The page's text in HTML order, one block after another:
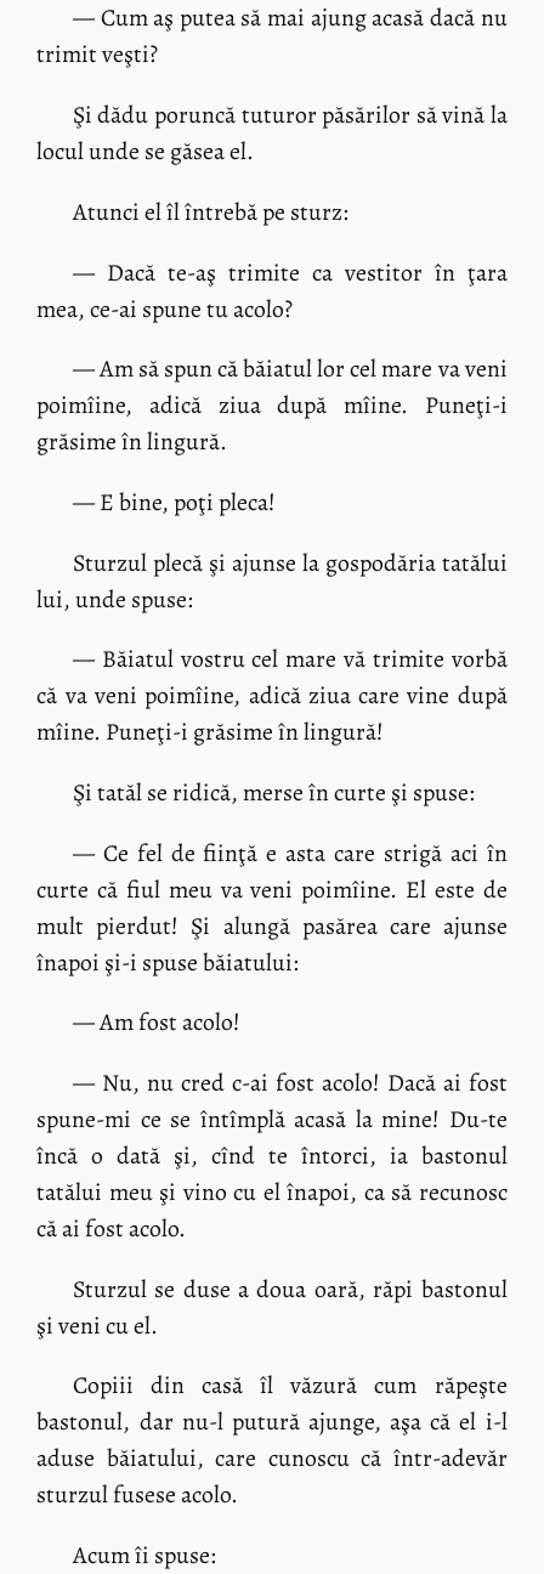
— Cum aş putea să mai ajung acasă dacă nu
trimit veşti?
Şi dădu poruncă tuturor păsărilor să vină la
locul unde se găsea el.
Atunci el îl întrebă pe sturz:
— Dacă te-aş trimite ca vestitor în ţara
mea, ce-ai spune tu acolo?
— Am să spun că băiatul lor cel mare va veni
poimîine, adică ziua după mîine. Puneţi-i
grăsime în lingură.
— E bine, poţi pleca!
Sturzul plecă şi ajunse la gospodăria tatălui
lui, unde spuse:
— Băiatul vostru cel mare vă trimite vorbă
că va veni poimîine, adică ziua care vine după
mîine. Puneţi-i grăsime în lingură!
Şi tatăl se ridică, merse în curte şi spuse:
— Ce fel de fiinţă e asta care strigă aci în
curte că fiul meu va veni poimîine. El este de
mult pierdut! Şi alungă pasărea care ajunse
înapoi şi-i spuse băiatului:
— Am fost acolo!
— Nu, nu cred c-ai fost acolo! Dacă ai fost
spune-mi ce se întîmplă acasă la mine! Du-te
încă o dată şi, cînd te întorci, ia bastonul
tatălui meu şi vino cu el înapoi, ca să recunosc
că ai fost acolo.
Sturzul se duse a doua oară, răpi bastonul
şi veni cu el.
Copiii din casă îl văzură cum răpeşte
bastonul, dar nu-l putură ajunge, aşa că el i-l
aduse băiatului, care cunoscu că într-adevăr
sturzul fusese acolo.
Acum îi spuse: